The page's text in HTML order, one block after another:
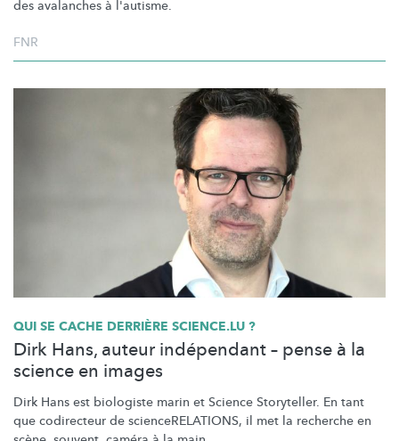
des avalanches à l'autisme.
FNR
QUI SE CACHE DERRIÈRE SCIENCE.LU ?
Dirk Hans, auteur indépendant – pense à la
science en images
Dirk Hans est biologiste marin et Science Storyteller. En tant
que codirecteur de scienceRELATIONS, il met la recherche en